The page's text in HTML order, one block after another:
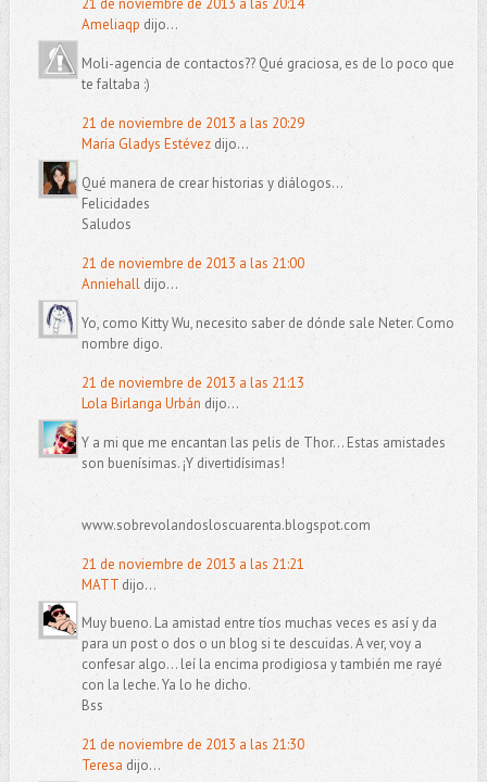
21 de noviembre de 2013 a las 20:14
Ameliaqp dijo...
Moli-agencia de contactos?? Qué graciosa, es de lo poco que
te faltaba :)
21 de noviembre de 2013 a las 20:29
María Gladys Estévezdijo...
Qué manera de crear historias y diálogos...
Felicidades
Saludos
21 de noviembre de 2013 a las 21:00
Anniehalldijo...
Yo, como Kitty Wu, necesito saber de dónde sale Neter. Como
nombre digo.
21 de noviembre de 2013 a las 21:13
Lola Birlanga Urbán dijo...
Y a mi que me encantan las pelis de Thor... Estas amistades
son buenísimas. ¡Y divertidísimas!
www.sobrevolandosloscuarenta.blogspot.com
21 de noviembre de 2013 a las 21:21
MATTdijo...
Muy bueno. La amistad entre tíos muchas veces es así y da
para un post o dos o un blog si te descuidas. A ver, voy a
confesar algo... leí la encima prodigiosa y también me rayé
con la leche. Ya lo he dicho.
Bss
21 de noviembre de 2013 a las 21:30
Teresa dijo...